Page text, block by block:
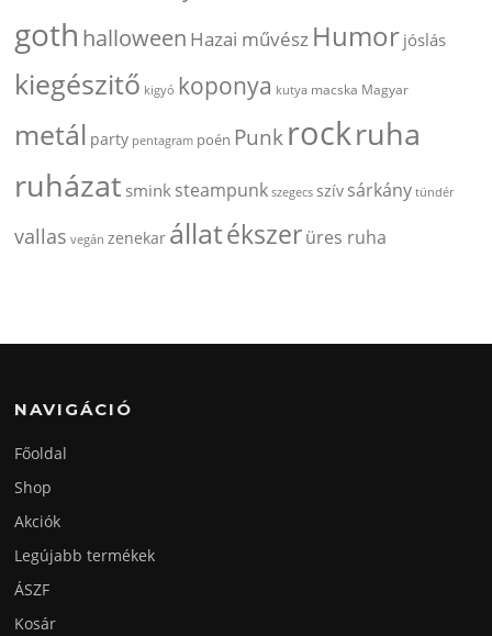
goth halloween Hazai művész Humor jóslás
kiegészitő kigyó koponya kutya macska Magyar
metál party pentagram poén Punkrockruha
ruházat smink steampunk szegecs szív sárkány tündér
vallas vegán zenekar állatékszerüres ruha
NAVIGÁCIÓ
Főoldal
Shop
Akciók
Legújabb termékek
ÁSZF
Kosár